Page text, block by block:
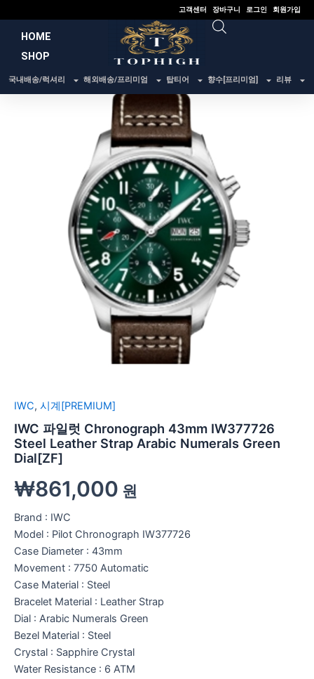
건
너
고객센터 장바구니 로그인 회원가입
HOME
SHOP
국내배송/럭셔리 해외배송/프리미엄 탑티어 향수[프리미엄] 리뷰
IWC, 시계[PREMIUM]
IWC 파일럿 Chronograph 43mm IW377726
Steel Leather Strap Arabic Numerals Green
Dial[ZF]
₩861,000 원
Brand : IWC
Model : Pilot Chronograph IW377726
Case Diameter : 43mm
Movement : 7750 Automatic
Case Material : Steel
Bracelet Material : Leather Strap
Dial : Arabic Numerals Green
Bezel Material : Steel
Crystal : Sapphire Crystal
Water Resistance : 6 ATM